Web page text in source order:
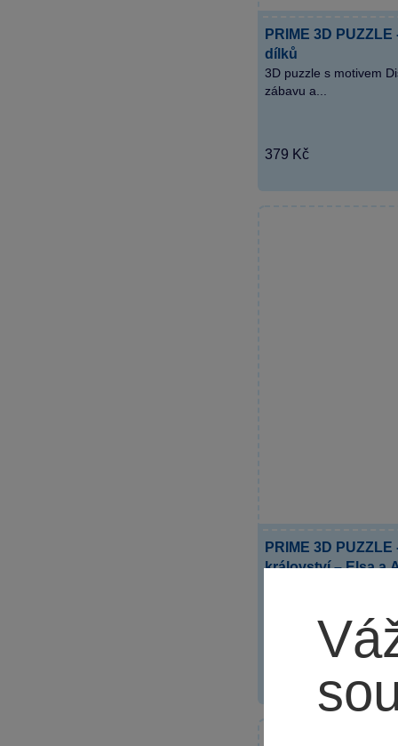
PRIME 3D
dílků
3D puzzle s motivem
zábavu a...
379 Kč
PRIME 3D
království – Elsa a